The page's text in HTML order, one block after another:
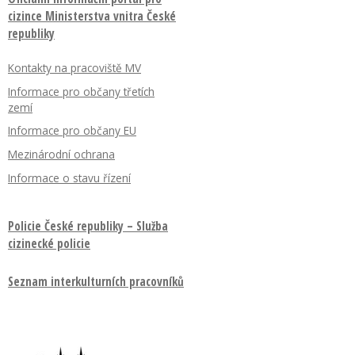
cizince Ministerstva vnitra České
republiky
Kontakty na pracoviště MV
Informace pro občany třetích
zemí
Informace pro občany EU
Mezinárodní ochrana
Informace o stavu řízení
Policie České republiky – Služba
cizinecké policie
Seznam interkulturních pracovníků